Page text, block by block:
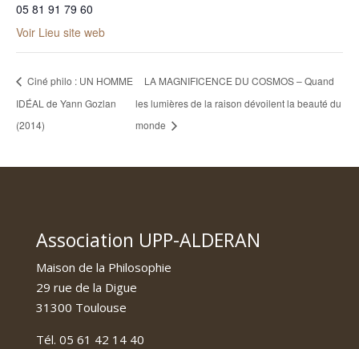
05 81 91 79 60
Voir Lieu site web
Ciné philo : UN HOMME
IDÉAL de Yann Gozlan
(2014)
LA MAGNIFICENCE DU COSMOS – Quand
les lumières de la raison dévoilent la beauté du
monde
Association UPP-ALDERAN
Maison de la Philosophie
29 rue de la Digue
31300 Toulouse
Tél. 05 61 42 14 40